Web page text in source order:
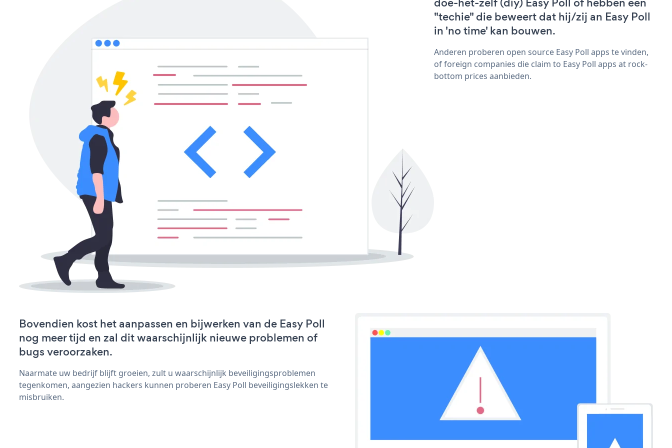
"techie" die beweert dat hij/zij an Easy Poll
in 'no time' kan bouwen.
Anderen proberen open source Easy Poll apps te vinden,
of foreign companies die claim to Easy Poll apps at rock-
bottom prices aanbieden.
Bovendien kost het aanpassen en bijwerken van de Easy Poll
nog meer tijd en zal dit waarschijnlijk nieuwe problemen of
bugs veroorzaken.
Naarmate uw bedrijf blijft groeien, zult u waarschijnlijk beveiligingsproblemen
tegenkomen, aangezien hackers kunnen proberen Easy Poll beveiligingslekken te
misbruiken.